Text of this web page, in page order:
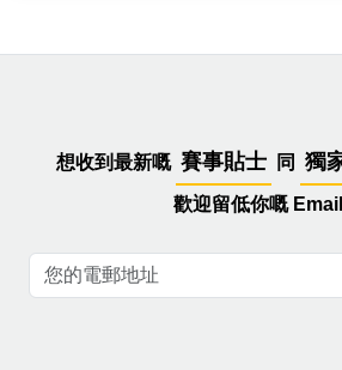
想收到最新嘅 賽事貼士 同 獨
歡迎留低你嘅 Email